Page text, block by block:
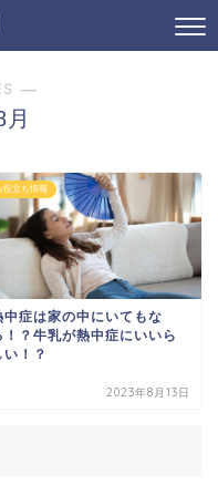
―
役立ち情報
中症は家の中にいてもな
！？牛乳が熱中症にいいら
い！？
2023年8月13日